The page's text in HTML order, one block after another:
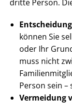
dritte Person.
können Sie
oder Ihr
muss nicht
Person sein –
Vermeidung